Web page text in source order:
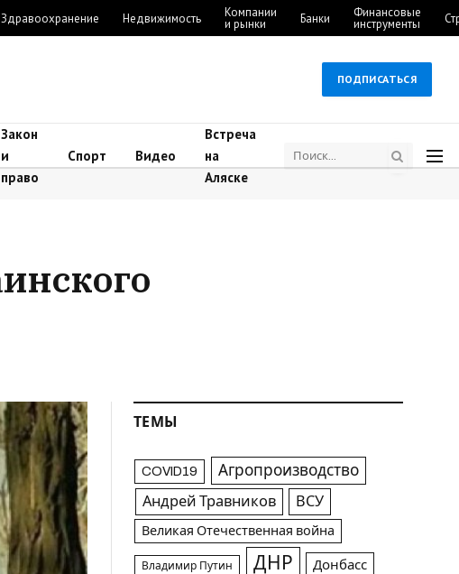
Здравоохранение Недвижимость Компании
и рынки Банки Финансовые
инструменты
ПОДПИСАТЬСЯ
Закон
и
право
Спорт Видео
Встреча
на
Аляске
ТЕМЫ
COVID19 Агропроизводство
Андрей Травников ВСУ
Великая Отечественная война
Владимир Путин ДНР Донбасс